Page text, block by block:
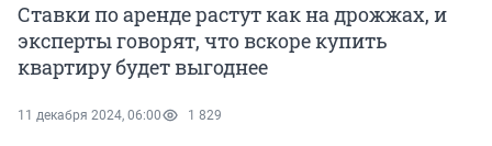
Ставки по аренде растут как на дрожжах, и
эксперты говорят, что вскоре купить
квартиру будет выгоднее
11 декабря 2024, 06:00 1 829